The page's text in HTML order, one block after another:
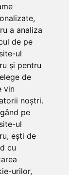
a analiza
de pe
ul
și pentru
de
vin
noștri.
pe
ul
ești de
cu
urilor,
Neamț